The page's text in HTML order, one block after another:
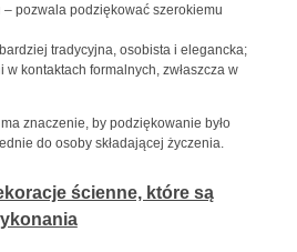
– pozwala podziękować szerokiemu
tradycyjna, osobista i elegancka;
w kontaktach formalnych, zwłaszcza w
znaczenie, by podziękowanie było
do osoby składającej życzenia.
ścienne, które są